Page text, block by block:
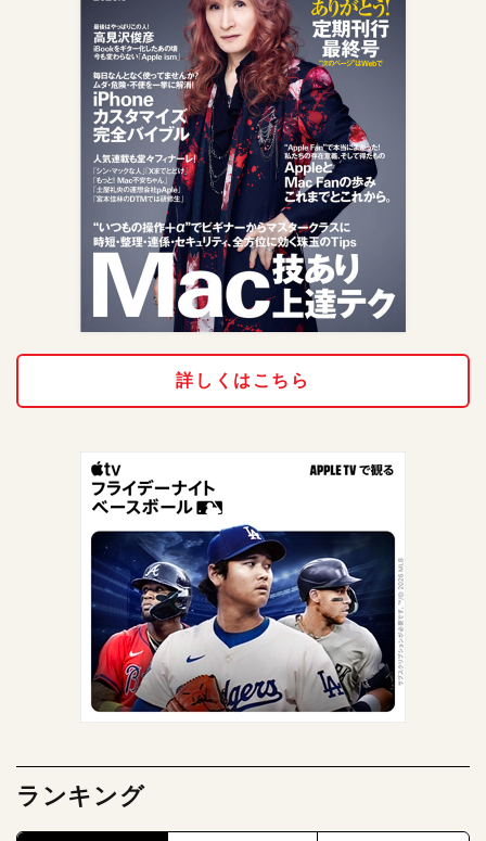
詳しくはこちら
ランキング